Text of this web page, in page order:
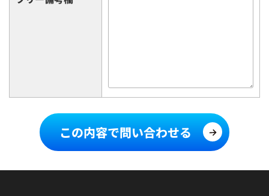
この内容で問い合わせる